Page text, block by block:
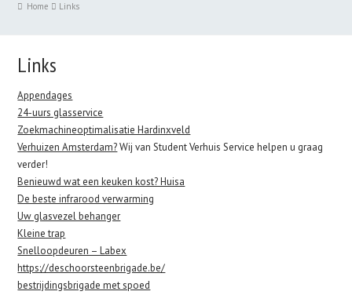
Home Links
Links
Appendages
24-uurs glasservice
Zoekmachineoptimalisatie Hardinxveld
Verhuizen Amsterdam?Wij van Student Verhuis Service helpen u graag
verder!
Benieuwd wat een keuken kost? Huisa
De beste infrarood verwarming
Uw glasvezel behanger
Kleine trap
Snelloopdeuren – Labex
https://deschoorsteenbrigade.be/
bestrijdingsbrigade met spoed